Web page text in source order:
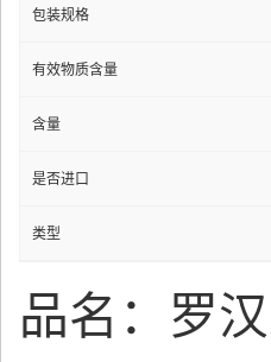
包装规格
有效物质含量
含量
是否进口
类型
品名：罗